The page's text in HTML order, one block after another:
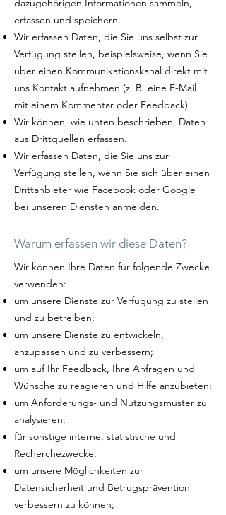
dazugehörigen Informationen sammeln,
erfassen und speichern.
Wir erfassen Daten, die Sie uns selbst zur
Verfügung stellen, beispielsweise, wenn Sie
über einen Kommunikationskanal direkt mit
uns Kontakt aufnehmen (z. B. eine E-Mail
mit einem Kommentar oder Feedback).
Wir können, wie unten beschrieben, Daten
aus Drittquellen erfassen.
Wir erfassen Daten, die Sie uns zur
Verfügung stellen, wenn Sie sich über einen
Drittanbieter wie Facebook oder Google
bei unseren Diensten anmelden.
Warum erfassen wir diese Daten?
Wir können Ihre Daten für folgende Zwecke
verwenden:
um unsere Dienste zur Verfügung zu stellen
und zu betreiben;
um unsere Dienste zu entwickeln,
anzupassen und zu verbessern;
um auf Ihr Feedback, Ihre Anfragen und
Wünsche zu reagieren und Hilfe anzubieten;
um Anforderungs- und Nutzungsmuster zu
analysieren;
für sonstige interne, statistische und
Recherchezwecke;
um unsere Möglichkeiten zur
Datensicherheit und Betrugsprävention
verbessern zu können;